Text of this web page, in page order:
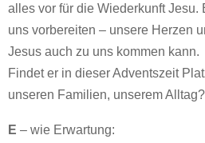
alles vor für die Wiederkunft Jesu.
uns vorbereiten – unsere Herzen
Jesus auch zu uns kommen kann.
Findet er in dieser Adventszeit
unseren Familien, unserem Alltag?
E – wie Erwartung: